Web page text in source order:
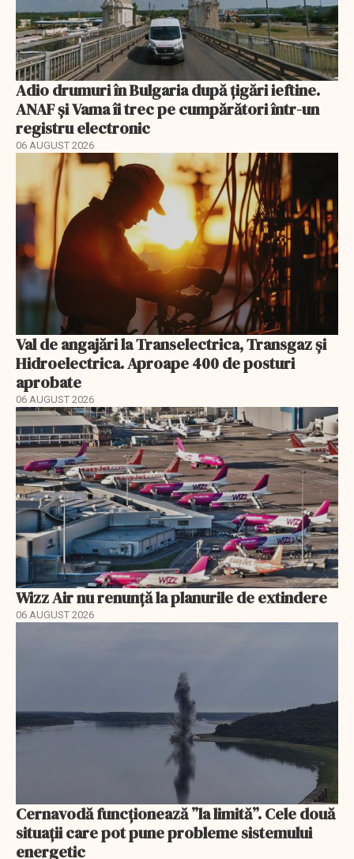
Adio drumuri în Bulgaria după țigări ieftine.
ANAF și Vama îi trec pe cumpărători într-un
registru electronic
06 AUGUST 2026
Val de angajări la Transelectrica, Transgaz și
Hidroelectrica. Aproape 400 de posturi
aprobate
06 AUGUST 2026
Wizz Air nu renunță la planurile de extindere
06 AUGUST 2026
Cernavodă funcționează ”la limită”. Cele două
situații care pot pune probleme sistemului
energetic